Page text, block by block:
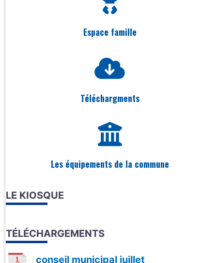
Espace famille
Téléchargments
Les équipements de la commune
LE KIOSQUE
TÉLÉCHARGEMENTS
conseil municipal juillet